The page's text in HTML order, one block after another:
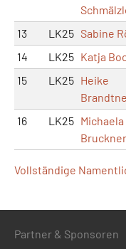
13 LK25 Sabine
14
LK25 Katja
15
LK25 Heike
16 LK25 Michaela
Bruckner
Vollständige
Partner & Sponsoren